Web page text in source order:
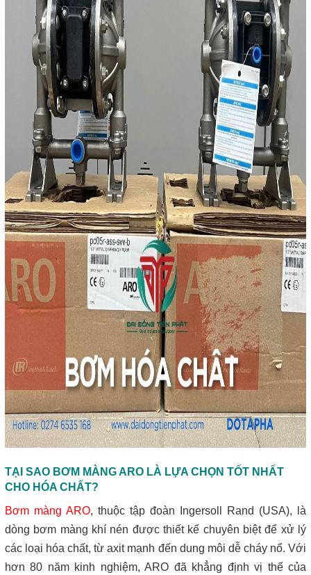
TẠI SAO BƠM MÀNG ARO LÀ LỰA CHỌN TỐT NHẤT
CHO HÓA CHẤT?
Bơm màng ARO, thuộc tập đoàn Ingersoll Rand (USA), là
dòng bơm màng khí nén được thiết kế chuyên biệt để xử lý
các loại hóa chất, từ axit mạnh đến dung môi dễ cháy nổ. Với
hơn 80 năm kinh nghiệm, ARO đã khẳng định vị thế của